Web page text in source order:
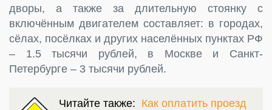
дворы, а также за длительную стоянку с
включённым двигателем составляет: в городах,
сёлах, посёлках и других населённых пунктах РФ
– 1.5 тысячи рублей, в Москве и Санкт-
Петербурге – 3 тысячи рублей.
Читайте также: Как оплатить проезд